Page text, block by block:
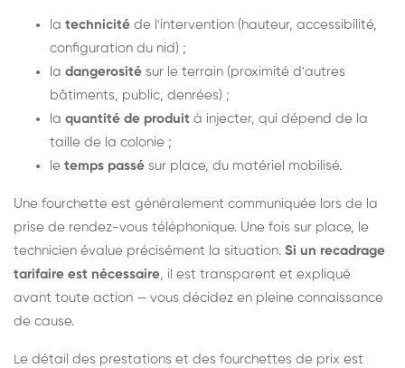
la technicité de l'intervention (hauteur, accessibilité,
configuration du nid) ;
la dangerosité sur le terrain (proximité d'autres
bâtiments, public, denrées) ;
la quantité de produit à injecter, qui dépend de la
taille de la colonie ;
le temps passé sur place, du matériel mobilisé.
Une fourchette est généralement communiquée lors de la
prise de rendez-vous téléphonique. Une fois sur place, le
technicien évalue précisément la situation. Si un recadrage
tarifaire est nécessaire, il est transparent et expliqué
avant toute action — vous décidez en pleine connaissance
de cause.
Le détail des prestations et des fourchettes de prix est